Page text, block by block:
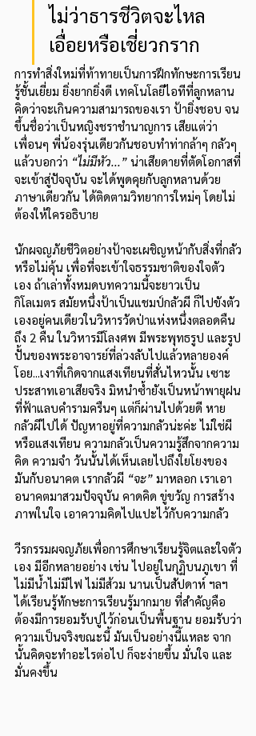
ไม่ว่าธารชีวิตจะไหล
เอื่อยหรือเชี่ยวกราก
การทำสิ่งใหม่ที่ท้าทายเป็นการฝึกทักษะการเรียน
รู้ชั้นเยี่ยม ยิ่งยากยิ่งดี เทคโนโลยีไอทีที่ลูกหลาน
คิดว่าจะเกินความสามารถของเรา ป้ายิ่งชอบ จน
ขึ้นชื่อว่าเป็นหญิงชราชำนาญการ เสียแต่ว่า
เพื่อนๆ พี่น้องรุ่นเดียวกันชอบทำท่ากล้าๆ กลัวๆ
แล้วบอกว่า “ไม่มีหัว...” น่าเสียดายที่ตัดโอกาสที่
จะเข้าสู่ปัจจุบัน จะได้พูดคุยกับลูกหลานด้วย
ภาษาเดียวกัน ได้ติดตามวิทยาการใหม่ๆ โดยไม่
ต้องให้ใครอธิบาย
นักผจญภัยชีวิตอย่างป้าจะเผชิญหน้ากับสิ่งที่กลัว
หรือไม่คุ้น เพื่อที่จะเข้าใจธรรมชาติของใจตัว
เอง ถ้าเล่าทั้งหมดบทความนี้จะยาวเป็น
กิโลเมตร สมัยหนึ่งป้าเป็นแชมป์กลัวผี ก็ไปขังตัว
เองอยู่คนเดียวในวิหารวัดป่าแห่งหนึ่งตลอดคืน
ถึง 2 คืน ในวิหารมีโลงศพ มีพระพุทธรูป และรูป
ปั้นของพระอาจารย์ที่ล่วงลับไปแล้วหลายองค์
โอย...เงาที่เกิดจากแสงเทียนที่สั่นไหวนั้น เซาะ
ประสาทเอาเสียจริง มิหนำซ้ำยังเป็นหน้าพายุฝน
ที่ฟ้าแลบคำรามครืนๆ แต่ก็ผ่านไปด้วยดี หาย
กลัวผีไปได้ ปัญหาอยู่ที่ความกลัวน่ะค่ะ ไม่ใช่ผี
หรือแสงเทียน ความกลัวเป็นความรู้สึกจากความ
คิด ความจำ วันนั้นได้เห็นเลยไปถึงใยโยงของ
มันกับอนาคต เรากลัวผี “จะ” มาหลอก เราเอา
อนาคตมาสวมปัจจุบัน คาดคิด ขู่ขวัญ การสร้าง
ภาพในใจ เอาความคิดไปแปะไว้กับความกลัว
วีรกรรมผจญภัยเพื่อการศึกษาเรียนรู้จิตและใจตัว
เอง มีอีกหลายอย่าง เช่น ไปอยู่ในกุฏิบนภูเขา ที่
ไม่มีน้ำไม่มีไฟ ไม่มีส้วม นานเป็นสัปดาห์ ฯลฯ
ได้เรียนรู้ทักษะการเรียนรู้มากมาย ที่สำคัญคือ
ต้องมีการยอมรับปูไว้ก่อนเป็นพื้นฐาน ยอมรับว่า
ความเป็นจริงขณะนี้ มันเป็นอย่างนี้แหละ จาก
นั้นคิดจะทำอะไรต่อไป ก็จะง่ายขึ้น มั่นใจ และ
มั่นคงขึ้น